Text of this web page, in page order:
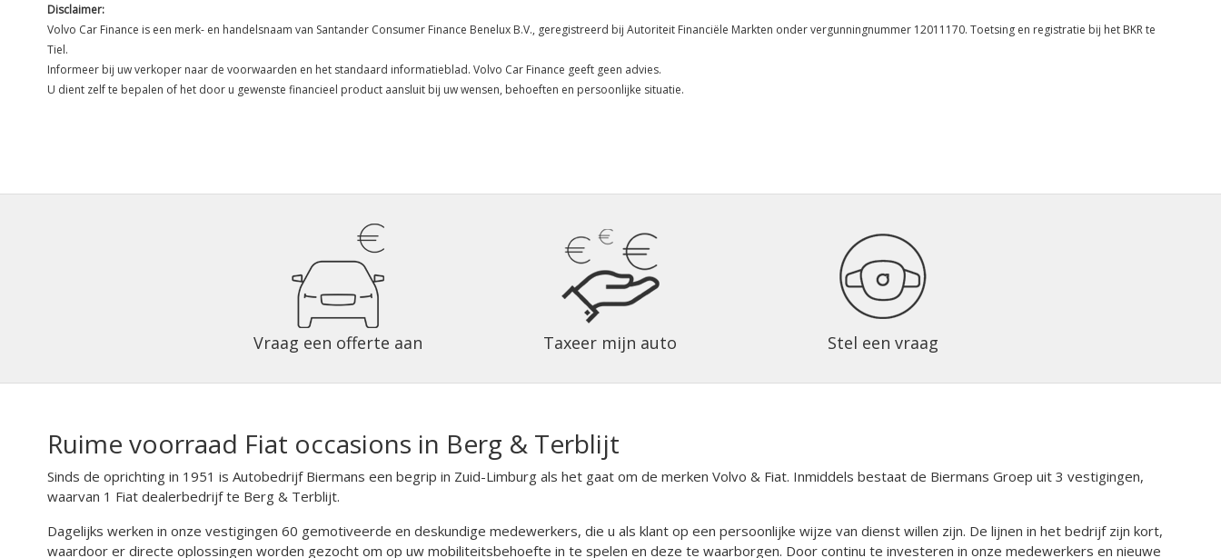
Disclaimer:
Volvo Car Finance is een merk- en handelsnaam van Santander Consumer Finance Benelux B.V., geregistreerd bij Autoriteit Financiële Markten onder vergunningnummer 12011170. Toetsing en registratie bij het BKR te
Tiel.
Informeer bij uw verkoper naar de voorwaarden en het standaard informatieblad. Volvo Car Finance geeft geen advies.
U dient zelf te bepalen of het door u gewenste financieel product aansluit bij uw wensen, behoeften en persoonlijke situatie.
Vraag een offerte aan Taxeer mijn auto Stel een vraag
Ruime voorraad Fiat occasions in Berg & Terblijt
Sinds de oprichting in 1951 is Autobedrijf Biermans een begrip in Zuid-Limburg als het gaat om de merken Volvo & Fiat. Inmiddels bestaat de Biermans Groep uit 3 vestigingen,
waarvan 1 Fiat dealerbedrijf te Berg & Terblijt.
Dagelijks werken in onze vestigingen 60 gemotiveerde en deskundige medewerkers, die u als klant op een persoonlijke wijze van dienst willen zijn. De lijnen in het bedrijf zijn kort,
waardoor er directe oplossingen worden gezocht om op uw mobiliteitsbehoefte in te spelen en deze te waarborgen. Door continu te investeren in onze medewerkers en nieuwe